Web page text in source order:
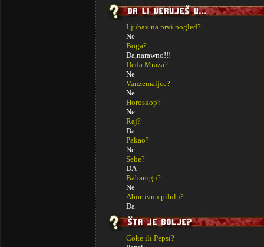
Ljubav na prvi pogled?
Ne
Boga?
Da,narawno!!!
Deda Mraza?
Ne
Vanzemaljce?
Ne
Horoskop?
Ne
Raj?
Da
Pakao?
Ne
Sebe?
DA
Babarogu?
Ne
Abortivnu pilulu?
Da
Coke ili Pepsi?